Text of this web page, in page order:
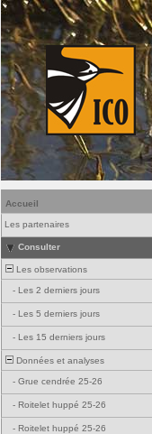
Accueil
Les partenaires
Consulter
Les observations
- Les 2 derniers jours
- Les 5 derniers jours
- Les 15 derniers jours
Données et analyses
- Grue cendrée 25-26
- Roitelet huppé 25-26
- Roitelet huppé 25-26